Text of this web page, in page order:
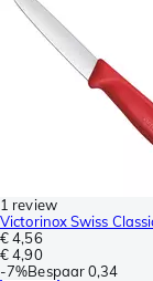
1 review
Victorinox Swiss
€ 4,56
€ 4,90
-7%Bespaar0,34